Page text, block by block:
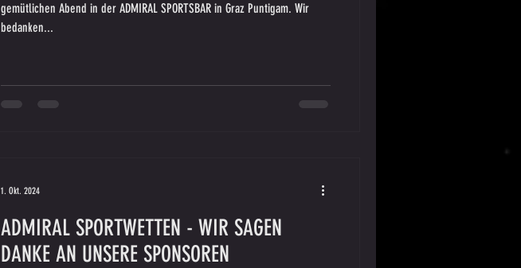
gemütlichen Abend in der ADMIRAL SPORTSBAR in Graz Puntigam. Wir
bedanken...
ADMIRAL SPORTWETTEN - WIR SAGEN
DANKE AN UNSERE SPONSOREN
1. Okt. 2024